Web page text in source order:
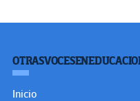
Inicio